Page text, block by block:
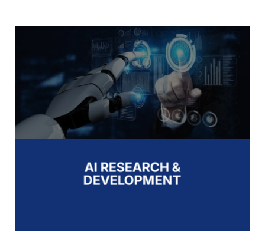
AI RESEARCH &
DEVELOPMENT